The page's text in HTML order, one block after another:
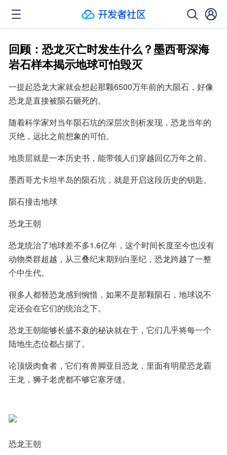
回顾：恐龙灭亡时发生什么？墨西哥深海
岩石样本揭示地球可怕毁灭
一提起恐龙大家就会想起那颗6500万年前的大陨石，好像
恐龙是直接被陨石砸死的。
随着科学家对当年陨石坑的深层次剖析发现，恐龙当年的
灭绝，远比之前想象的可怕。
地质层就是一本历史书，能带领人们穿越回亿万年之前。
墨西哥尤卡坦半岛的陨石坑，就是开启这段历史的钥匙。
陨石撞击地球
恐龙王朝
恐龙统治了地球差不多1.6亿年，这个时间长度至今也没有
动物类群超越，从三叠纪末期到白垩纪，恐龙跨越了一整
个中生代。
很多人都替恐龙感到惋惜，如果不是那颗陨石，地球说不
定还会在它们的统治之下。
恐龙王朝能够长盛不衰的秘诀就在于，它们几乎将每一个
陆地生态位都占据了。
论顶级肉食者，它们有兽脚亚目恐龙，里面有明星恐龙霸
王龙，狮子老虎都不够它塞牙缝。
恐龙王朝